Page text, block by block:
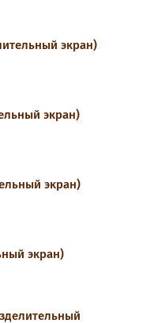
экран)
экран)
экран)
экран)